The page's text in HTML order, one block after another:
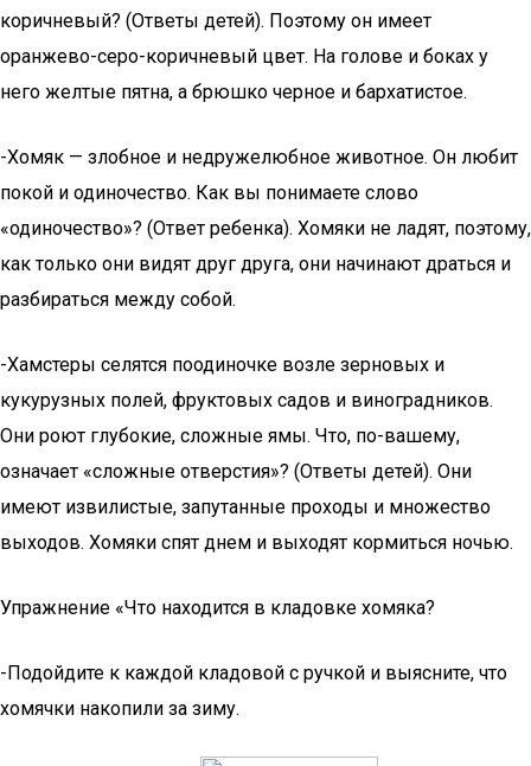
коричневый? (Ответы детей). Поэтому он имеет
оранжево-серо-коричневый цвет. На голове и боках у
него желтые пятна, а брюшко черное и бархатистое.
-Хомяк — злобное и недружелюбное животное. Он любит
покой и одиночество. Как вы понимаете слово
«одиночество»? (Ответ ребенка). Хомяки не ладят, поэтому,
как только они видят друг друга, они начинают драться и
разбираться между собой.
-Хамстеры селятся поодиночке возле зерновых и
кукурузных полей, фруктовых садов и виноградников.
Они роют глубокие, сложные ямы. Что, по-вашему,
означает «сложные отверстия»? (Ответы детей). Они
имеют извилистые, запутанные проходы и множество
выходов. Хомяки спят днем и выходят кормиться ночью.
Упражнение «Что находится в кладовке хомяка?
-Подойдите к каждой кладовой с ручкой и выясните, что
хомячки накопили за зиму.